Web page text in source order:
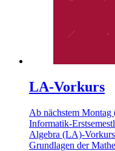
LA-Vorkurs
Ab nächstem
Informatik-
Algebra (LA)-
Grundlagen der